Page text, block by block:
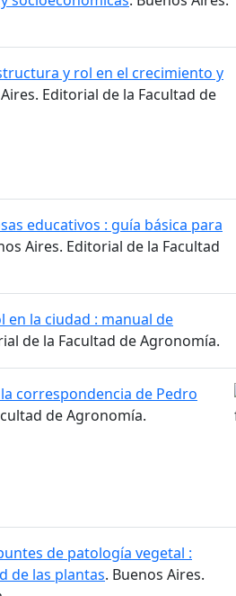
y rol en el crecimiento y
Editorial de la Facultad de
educativos : guía básica para
Aires. Editorial de la Facultad
en la ciudad : manual de
de la Facultad de Agronomía.
correspondencia de Pedro
de Agronomía.
de patología vegetal :
de las plantas. Buenos Aires.